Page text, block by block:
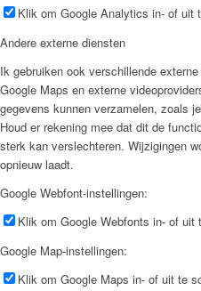
Klik om Google Analytics in- of uit
Andere externe diensten
Ik gebruiken ook verschillende
Google Maps en externe
gegevens kunnen verzamelen, zoals
Houd er rekening mee dat dit de
sterk kan verslechteren. Wijzigingen
opnieuw laadt.
Google Webfont-instellingen:
Klik om Google Webfonts in- of uit
Google Map-instellingen:
Klik om Google Maps in- of uit te